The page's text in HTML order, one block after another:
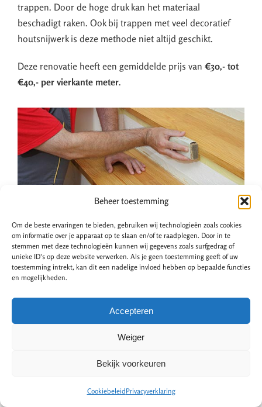
Beheer toestemming
Om de beste ervaringen te bieden, gebruiken wij technologieën zoals cookies
om informatie over je apparaat op te slaan en/of te raadplegen. Door in te
stemmen met deze technologieën kunnen wij gegevens zoals surfgedrag of
unieke ID's op deze website verwerken. Als je geen toestemming geeft of uw
toestemming intrekt, kan dit een nadelige invloed hebben op bepaalde functies
en mogelijkheden.
Accepteren
Weiger
Bekijk voorkeuren
CookiebeleidPrivacyverklaring
trappen. Door de hoge druk kan het materiaal
beschadigt raken. Ook bij trappen met veel decoratief
houtsnijwerk is deze methode niet altijd geschikt.
Deze renovatie heeft een gemiddelde prijs van €30,- tot
€40,- per vierkante meter.
Wat zijn de kosten van een
traprenovatie?
De kosten van een traprenovatie zijn afhankelijk van een
voor renoveren en de arbeidskosten. Trapbekleding van
laminaat is een budgetvriendelijke keuze. Open trappen
€1.400,-